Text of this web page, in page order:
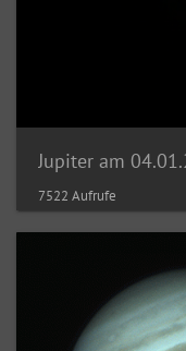
Jupiter am
7522 Aufrufe